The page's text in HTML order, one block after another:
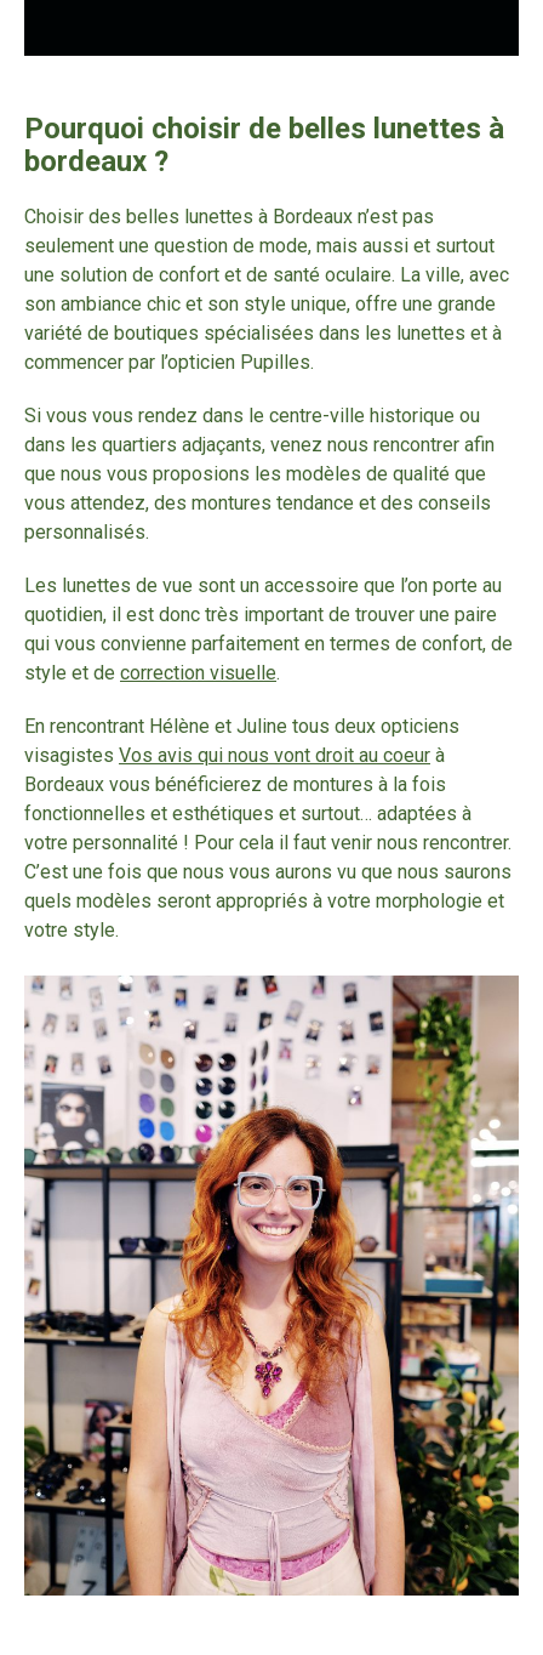
Vous recherchez des lunettes tendances à Bordeaux
Vous recherchez des lunettes colorées
Vous recherchez des lunettes adaptées aux yeux rapprochés
Vous recherchez des Lunettes montures fines
Vous recherchez des lunettes pour visage rond
Quelles lunettes pour mon visage ?
Vous recherchez des lunettes de vue idéales
Vous recherchez des lunettes adaptées pour les écrans
Vous recherchez des lunettes adaptées pour le sport
Vous recherchez des lunettes adaptées pour la conduite
Vous recherchez des lunettes de créateur
Vous recherchez des verres anti reflets
Vous recherchez des lunettes de soleil enfants
Vous recherchez des lunettes anti lumière bleue
Vous recherchez des lunettes de soleil femme
Vous recherchez des lunettes sport
Vous recherchez des lunettes enfants
Vous désirez passer aux verres progressifs
Vous avez besoin d’un ajustement de lunettes
Vous avez besoin d’une réparation de lunettes
Vous aimeriez des montures de designer
Vous recherchez des lunettes de soleil
Vous recherchez un bon opticien pour lunettes de vue à
Bordeaux
Vous souhaitez connaitre les meilleurs magasins de lunettes sur
Bordeaux centre
Vous souhaitez découvrir des lunettes nouvelles collections
Artisan lunetiers à Bordeaux
Vous cherchez un opticien spécialiste en lunettes enfant à
Bordeaux
Vous cherchez un opticien expert en lunettes de vue à Bordeaux
Vous cherchez un opticien rue Sainte Catherine à Bordeaux
C’est quoi un opticien de bon conseil à Bordeaux
Vous recherchez un opticien avec une large gamme de lunettes à
Bordeaux
Vous recherchez un opticien enfants à Bordeaux
Vous recherchez un opticien expert à Bordeaux
C’est quoi un bon opticien à Bordeaux
Vous recherchez un Opticien pas cher
Pourquoi choisir de belles lunettes à
bordeaux ?
Choisir des belles lunettes à Bordeaux n’est pas
seulement une question de mode, mais aussi et surtout
une solution de confort et de santé oculaire. La ville, avec
son ambiance chic et son style unique, offre une grande
variété de boutiques spécialisées dans les lunettes et à
commencer par l’opticien Pupilles.
Si vous vous rendez dans le centre-ville historique ou
dans les quartiers adjaçants, venez nous rencontrer afin
que nous vous proposions les modèles de qualité que
vous attendez, des montures tendance et des conseils
personnalisés.
Les lunettes de vue sont un accessoire que l’on porte au
quotidien, il est donc très important de trouver une paire
qui vous convienne parfaitement en termes de confort, de
style et de correction visuelle.
En rencontrant Hélène et Juline tous deux opticiens
visagistes Vos avis qui nous vont droit au coeur à
Bordeaux vous bénéficierez de montures à la fois
fonctionnelles et esthétiques et surtout… adaptées à
votre personnalité ! Pour cela il faut venir nous rencontrer.
C’est une fois que nous vous aurons vu que nous saurons
quels modèles seront appropriés à votre morphologie et
votre style.